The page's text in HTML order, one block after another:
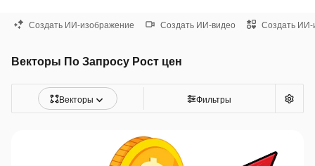
Создать ИИ-изображение Создать ИИ-видео Создать ИИ-
Векторы По Запросу Рост цен
Векторы Фильтры